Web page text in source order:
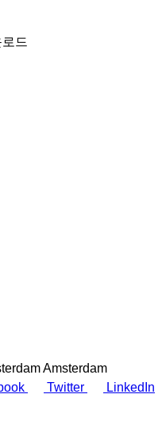
드
Amsterdam
Twitter LinkedIn